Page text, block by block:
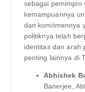
sebagai pemimpin
kemampuannya
dan komitmennya
politiknya telah
identitas dan arah
penting lainnya di
Abhishek
Banerjee,